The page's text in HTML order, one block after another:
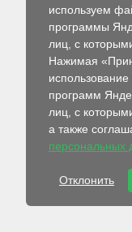
используем
программы
лиц, с
Нажимая
программ
лиц, с
а также
персональных
Отклонить